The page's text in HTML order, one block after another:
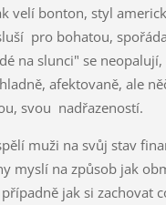
velí bonton, styl
pro bohatou,
na slunci" se
afektovaně, ale
svou nadřazeností.
muži na svůj stav
myslí na způsob jak
jak si zachovat